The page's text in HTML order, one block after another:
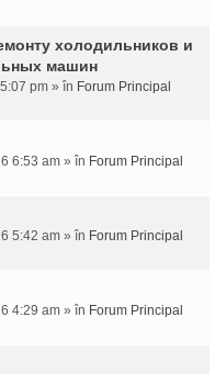
холодильников и
машин
pm » în Forum Principal
6:53 am » în Forum Principal
5:42 am » în Forum Principal
4:29 am » în Forum Principal